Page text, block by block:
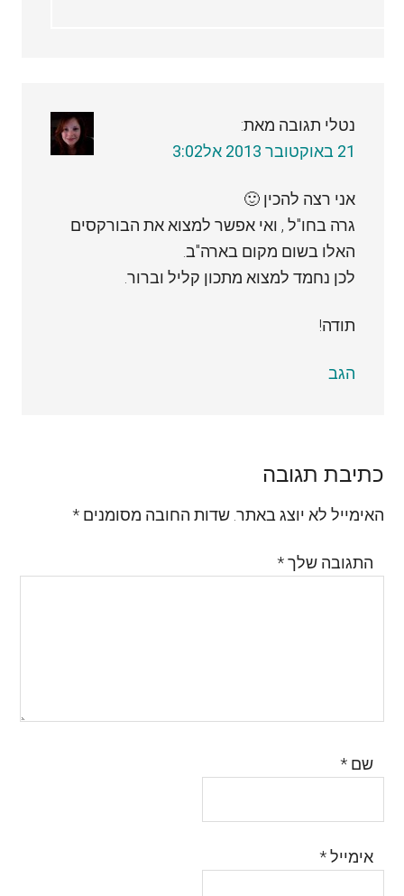
נטלי תגובה מאת:
21 באוקטובר 2013 אל3:02
אני רצה להכין 🙂
גרה בחו"ל , ואי אפשר למצוא את הבורקסים
האלו בשום מקום בארה"ב.
לכן נחמד למצוא מתכון קליל וברור.
תודה!
הגב
כתיבת תגובה
האימייל לא יוצג באתר. שדות החובה מסומנים*
התגובה שלך*
שם*
אימייל*